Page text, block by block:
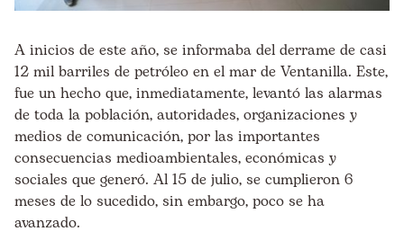
A inicios de este año, se informaba del derrame de casi
12 mil barriles de petróleo en el mar de Ventanilla. Este,
fue un hecho que, inmediatamente, levantó las alarmas
de toda la población, autoridades, organizaciones y
medios de comunicación, por las importantes
consecuencias medioambientales, económicas y
sociales que generó. Al 15 de julio, se cumplieron 6
meses de lo sucedido, sin embargo, poco se ha
avanzado.